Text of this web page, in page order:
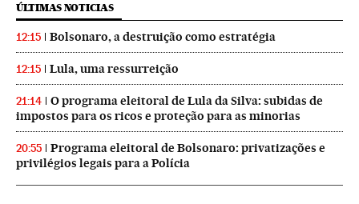
ÚLTIMAS NOTICIAS
12:15 Bolsonaro, a destruição como estratégia
12:15 Lula, uma ressurreição
21:14
O programa eleitoral de Lula da Silva: subidas de
impostos para os ricos e proteção para as minorias
20:55
Programa eleitoral de Bolsonaro: privatizações e
privilégios legais para a Polícia